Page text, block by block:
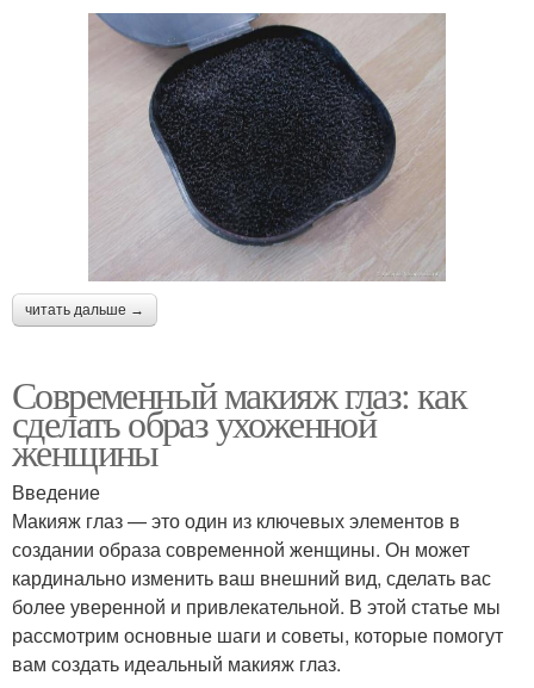
читать дальше →
Современный макияж глаз: как
сделать образ ухоженной
женщины
Введение
Макияж глаз — это один из ключевых элементов в
создании образа современной женщины. Он может
кардинально изменить ваш внешний вид, сделать вас
более уверенной и привлекательной. В этой статье мы
рассмотрим основные шаги и советы, которые помогут
вам создать идеальный макияж глаз.